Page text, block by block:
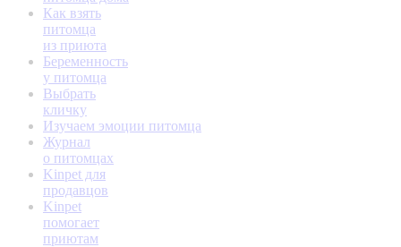
Как взять
питомца
из приюта
Беременность
у питомца
Выбрать
кличку
Изучаем эмоции питомца
Журнал
о питомцах
Kinpet для
продавцов
Kinpet
помогает
приютам